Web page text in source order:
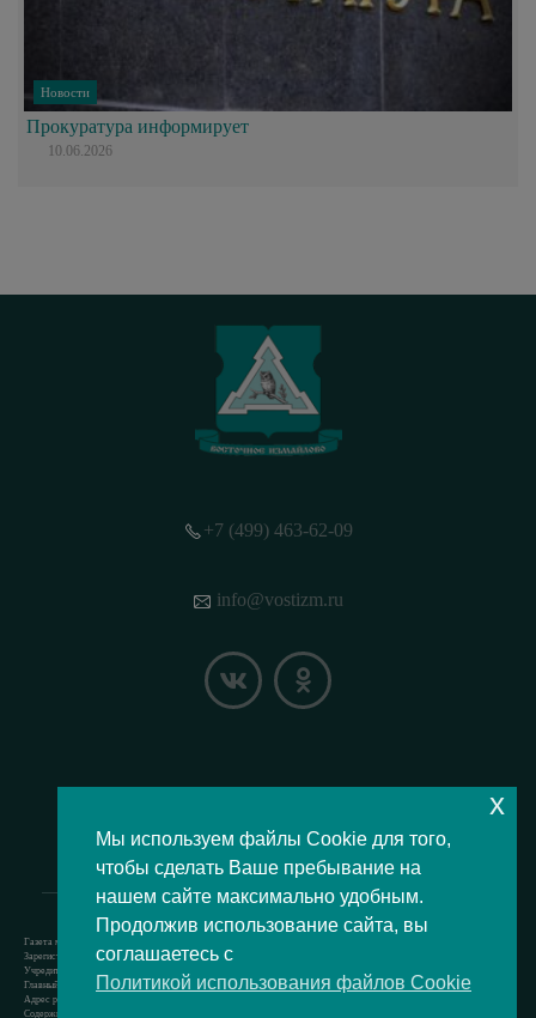
Новости
Прокуратура информирует
10.06.2026
+7 (499) 463-62-09
info@vostizm.ru
Газета муниципального округа Восточное Измайлово.
Зарегистрировано Роскомнадзором свидетельство Эл № ФС77-73364 от 24.07.2018 г.
Учредитель — аппарат Совета депутатов муниципального округа Восточное Измайлово.
Главный редактор — Кочерёжкин Н.А.
Адрес редакции: 105077, г. Москва, Измайловский бульвар, д. 50. т. +74994636209
Содержит материал возрастной категории 12+
Мы используем файлы Cookie для того,
чтобы сделать Ваше пребывание на
нашем сайте максимально удобным.
Продолжив использование сайта, вы
соглашаетесь с
Политикой использования файлов Cookie
x